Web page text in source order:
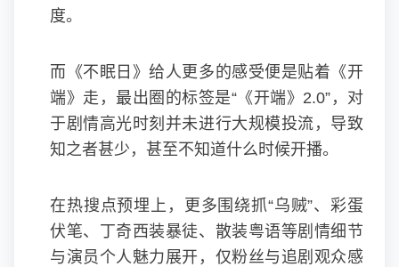
度。
而《不眠日》给人更多的感受便是贴着《开
端》走，最出圈的标签是“《开端》2.0”，对
于剧情高光时刻并未进行大规模投流，导致
知之者甚少，甚至不知道什么时候开播。
在热搜点预埋上，更多围绕抓“乌贼”、彩蛋
伏笔、丁奇西装暴徒、散装粤语等剧情细节
与演员个人魅力展开，仅粉丝与追剧观众感